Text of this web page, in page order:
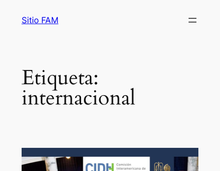
Sitio FAM
Etiqueta:
internacional